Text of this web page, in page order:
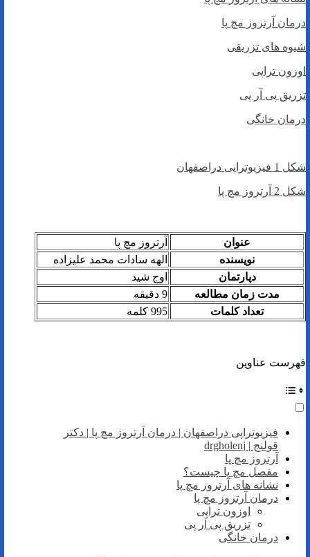
درمان آرتروز مچ پا
شیوه های تزریقی
اوزون تراپی
تزریق پی آر پی
درمان خانگی
شکل 1 فیزیوتراپی دراصفهان
شکل 2 آرتروز مچ پا
عنوان
آرتروز مچ پا
نویسنده
الهه سادات محمد علیزاده
دپارتمان
اوج شید
مدت زمان مطالعه
9 دقیقه
تعداد کلمات
995 کلمه
فهرست عناوین
فیزیوتراپی دراصفهان | درمان آرتروز مچ پا | دکتر
قولنج | drgholenj
آرتروز مچ پا
مفصل مچ پا چیست؟
نشانه های آرتروز مچ پا
درمان آرتروز مچ پا
اوزون تراپی
تزریق پی آر پی
درمان خانگی